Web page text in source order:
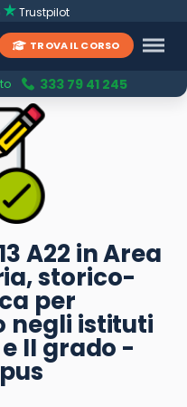
Trustpilot
TROVA IL CORSO
333 79 41 245
A22 in Area
storico-
per
negli istituti
II grado -